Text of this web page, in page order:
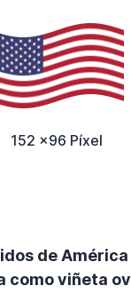
152 x96 Píxel
de América
como viñeta